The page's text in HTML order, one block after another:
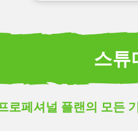
스튜
로페셔널 플랜의 모든
한 번의 클릭으로 각본 내보
개인 대시보드:
한 곳에서 모든 프로젝트를 추